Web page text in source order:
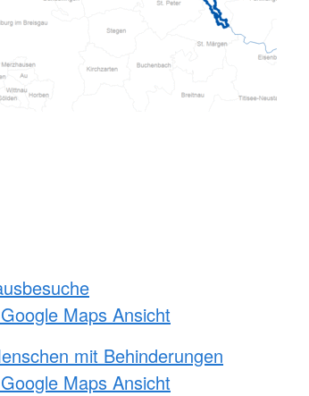
Maps Ansicht
mit Behinderungen
Maps Ansicht